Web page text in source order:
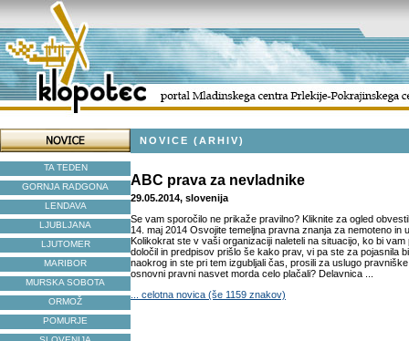
TA TEDEN
GORNJA RADGONA
LENDAVA
LJUBLJANA
LJUTOMER
MARIBOR
MURSKA SOBOTA
ORMOŽ
POMURJE
NOVICE (ARHIV)
ABC prava za nevladnike
29.05.2014, slovenija
Se vam sporočilo ne prikaže pravilno? Kliknite za ogled
14. maj 2014 Osvojite temeljna pravna znanja za nemoteno in
Kolikokrat ste v vaši organizaciji naleteli na situacijo, ko bi
določil in predpisov prišlo še kako prav, vi pa ste za pojasnila
naokrog in ste pri tem izgubljali čas, prosili za uslugo
osnovni pravni nasvet morda celo plačali? Delavnica ...
... celotna novica (še 1159 znakov)